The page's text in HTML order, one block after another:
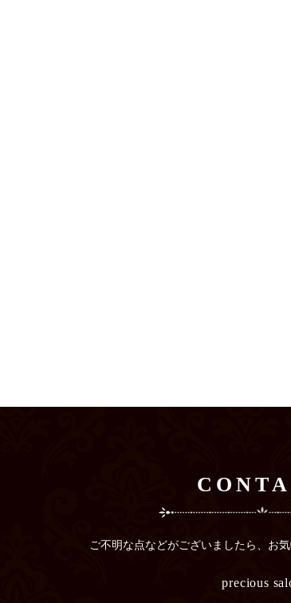
ご不明な点などがございましたら、 お
precious